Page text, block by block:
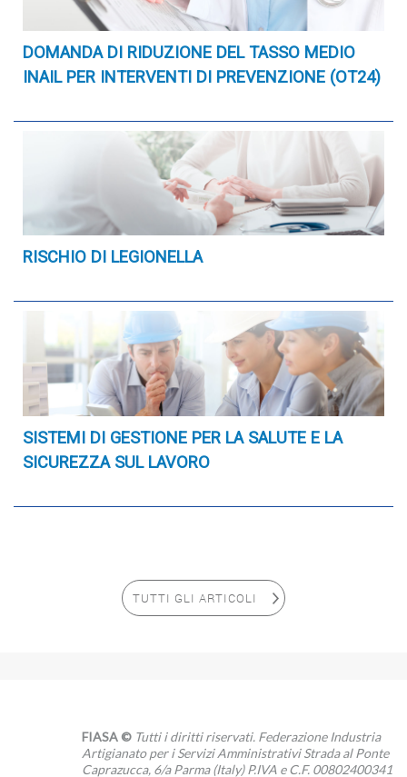
DOMANDA DI RIDUZIONE DEL TASSO MEDIO
INAIL PER INTERVENTI DI PREVENZIONE (OT24)
RISCHIO DI LEGIONELLA
SISTEMI DI GESTIONE PER LA SALUTE E LA
SICUREZZA SUL LAVORO
TUTTI GLI ARTICOLI
FIASA ©Tutti i diritti riservati. Federazione Industria
Artigianato per i Servizi Amministrativi Strada al Ponte
Caprazucca, 6/a Parma (Italy) P.IVA e C.F. 00802400341